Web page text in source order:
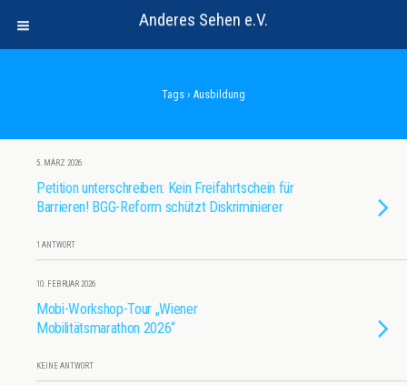
Anderes Sehen e.V.
Tags › Ausbildung
5. MÄRZ 2026
Petition unterschreiben: Kein Freifahrtschein für
Barrieren! BGG-Reform schützt Diskriminierer
1 ANTWORT
10. FEBRUAR 2026
Mobi-Workshop-Tour „Wiener
Mobilitätsmarathon 2026“
KEINE ANTWORT